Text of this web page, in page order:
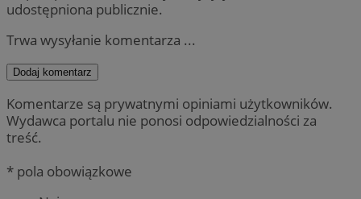
udostępniona publicznie.
Trwa wysyłanie komentarza ...
Dodaj komentarz
Komentarze są prywatnymi opiniami użytkowników.
Wydawca portalu nie ponosi odpowiedzialności za
treść.
* pola obowiązkowe